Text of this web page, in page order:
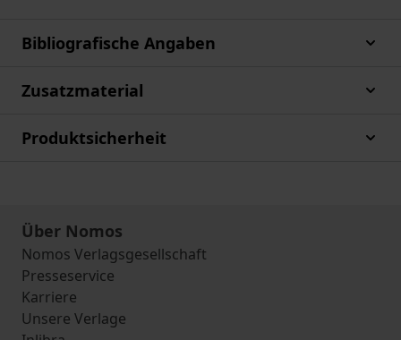
Bibliografische Angaben
Zusatzmaterial
Produktsicherheit
Über Nomos
Nomos Verlagsgesellschaft
Presseservice
Karriere
Unsere Verlage